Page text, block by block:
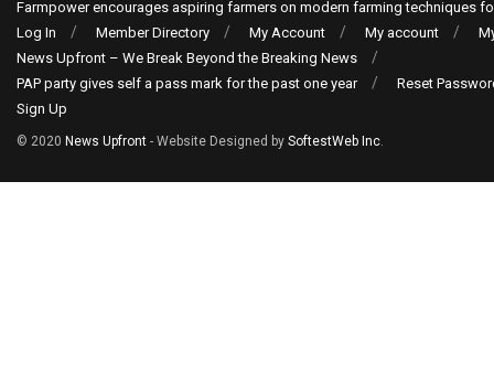
Farmpower encourages aspiring farmers on modern farming techniques
Log In
Member Directory My Account My account
News Upfront – We Break Beyond the Breaking News
PAP party gives self a pass mark for the past one year
Reset
Sign Up
© 2020 News Upfront - Website Designed by SoftestWeb Inc.